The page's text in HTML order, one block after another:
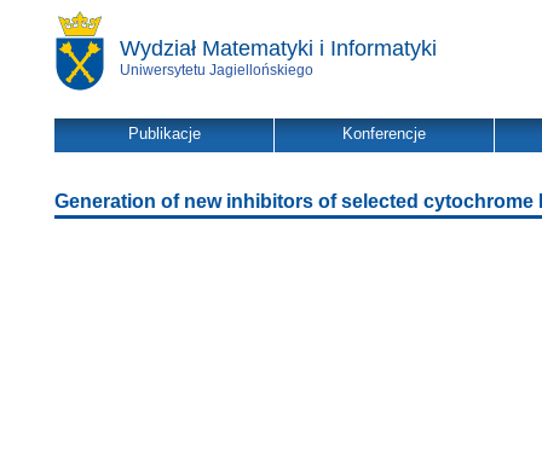
Wydział Matematyki i Informatyki
Uniwersytetu Jagiellońskiego
Publikacje Konferencje
Generation of new inhibitors of selected